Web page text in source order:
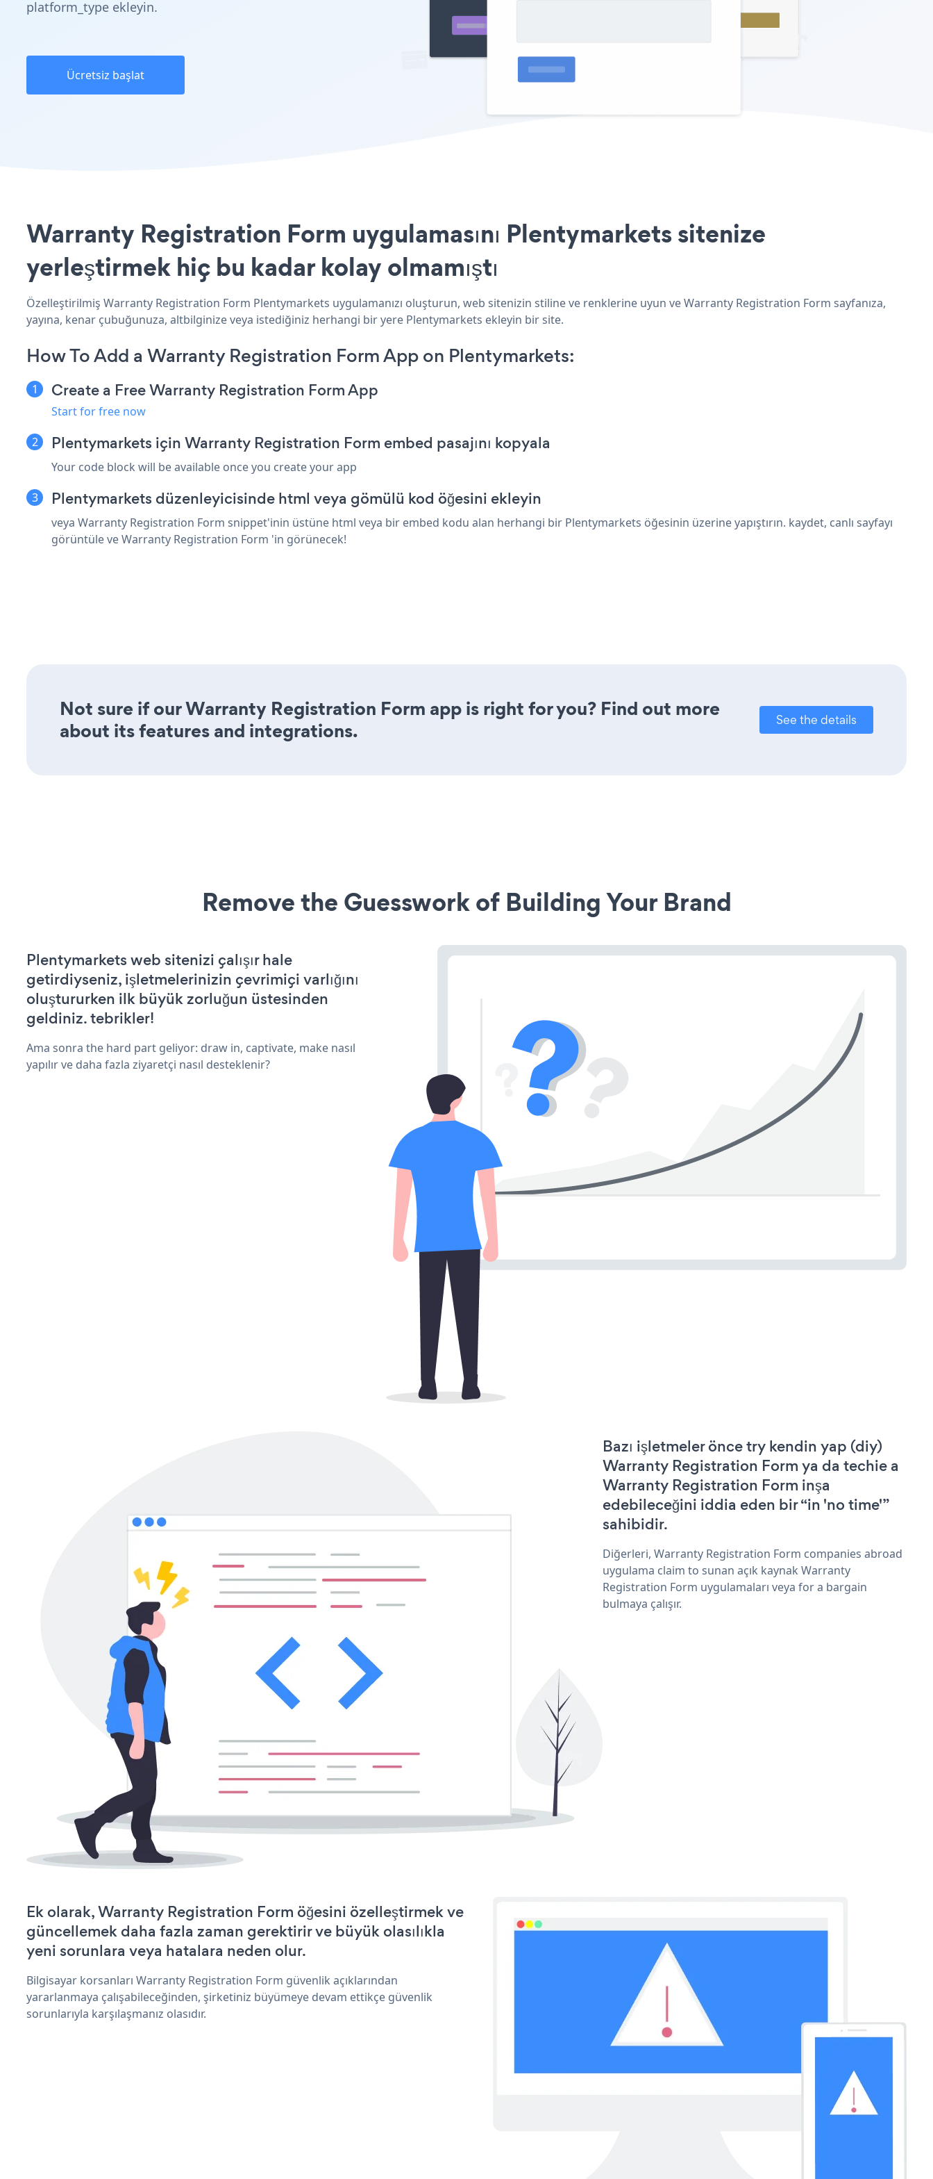
platform_type ekleyin.
Ücretsiz başlat
Warranty Registration Form uygulamasını Plentymarkets sitenize
yerleştirmek hiç bu kadar kolay olmamıştı
Özelleştirilmiş Warranty Registration Form Plentymarkets uygulamanızı oluşturun, web sitenizin stiline ve renklerine uyun ve Warranty Registration Form sayfanıza,
yayına, kenar çubuğunuza, altbilginize veya istediğiniz herhangi bir yere Plentymarkets ekleyin bir site.
How To Add a Warranty Registration Form App on Plentymarkets:
Create a Free Warranty Registration Form App
Start for free now
Plentymarkets için Warranty Registration Form embed pasajını kopyala
Your code block will be available once you create your app
Plentymarkets düzenleyicisinde html veya gömülü kod öğesini ekleyin
veya Warranty Registration Form snippet'inin üstüne html veya bir embed kodu alan herhangi bir Plentymarkets öğesinin üzerine yapıştırın. kaydet, canlı sayfayı
görüntüle ve Warranty Registration Form 'in görünecek!
Not sure if our Warranty Registration Form app is right for you? Find out more
about its features and integrations.
See the details
Remove the Guesswork of Building Your Brand
Plentymarkets web sitenizi çalışır hale
getirdiyseniz, işletmelerinizin çevrimiçi varlığını
oluştururken ilk büyük zorluğun üstesinden
geldiniz. tebrikler!
Ama sonra the hard part geliyor: draw in, captivate, make nasıl
yapılır ve daha fazla ziyaretçi nasıl desteklenir?
Bazı işletmeler önce try kendin yap (diy)
Warranty Registration Form ya da techie a
Warranty Registration Form inşa
edebileceğini iddia eden bir “in 'no time'”
sahibidir.
Diğerleri, Warranty Registration Form companies abroad
uygulama claim to sunan açık kaynak Warranty
Registration Form uygulamaları veya for a bargain
bulmaya çalışır.
Ek olarak, Warranty Registration Form öğesini özelleştirmek ve
güncellemek daha fazla zaman gerektirir ve büyük olasılıkla
yeni sorunlara veya hatalara neden olur.
Bilgisayar korsanları Warranty Registration Form güvenlik açıklarından
yararlanmaya çalışabileceğinden, şirketiniz büyümeye devam ettikçe güvenlik
sorunlarıyla karşılaşmanız olasıdır.